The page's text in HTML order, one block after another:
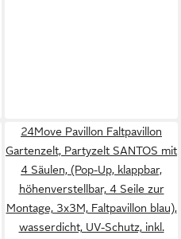
24Move Pavillon Faltpavillon
Gartenzelt, Partyzelt SANTOS mit
4 Säulen, (Pop-Up, klappbar,
höhenverstellbar, 4 Seile zur
Montage, 3x3M, Faltpavillon blau),
wasserdicht, UV-Schutz, inkl.